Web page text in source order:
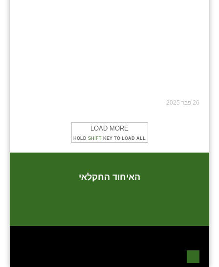
26 פבר 2025
LOAD MORE
HOLD SHIFT KEY TO LOAD ALL
האיחוד החקלאי